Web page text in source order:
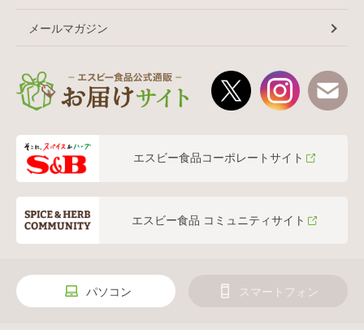
メールマガジン
エスビー食品コーポレートサイト
エスビー食品 コミュニティサイト
パソコン スマートフォン